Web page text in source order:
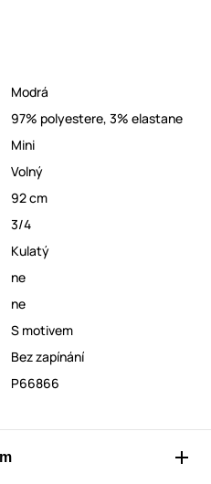
Modrá
97% polyestere, 3% elastane
Mini
Volný
92 cm
3/4
Kulatý
ne
ne
S motivem
Bez zapínání
P66866